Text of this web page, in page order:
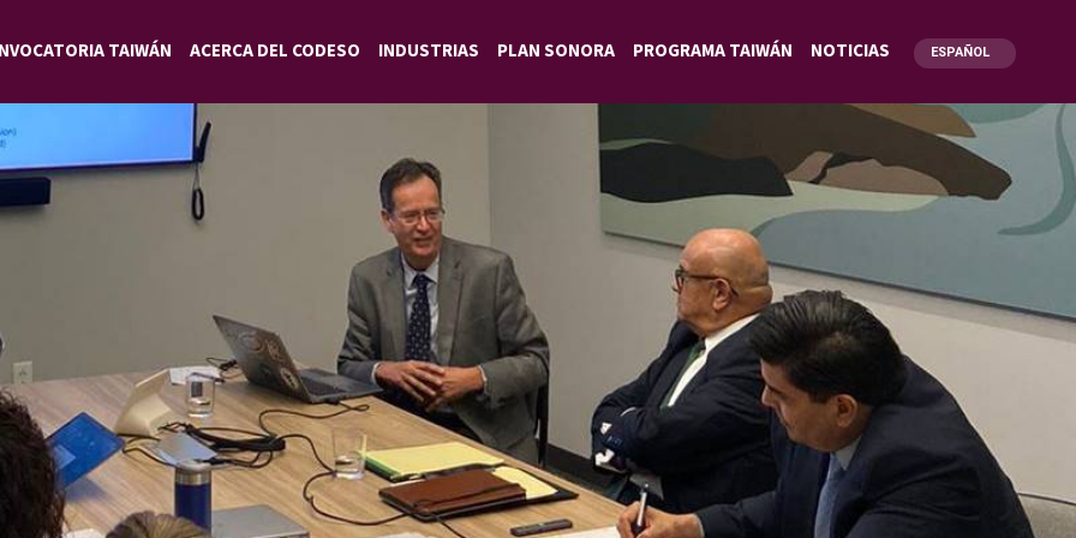
TAIWÁN ACERCA DEL CODESO INDUSTRIAS PLAN SONORA PROGRAMA TAIWÁN NOTICIAS ESPAÑOL
ENGLISH